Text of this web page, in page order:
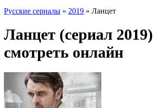
Русские сериалы » 2019 » Ланцет
Ланцет (сериал 2019)
смотреть онлайн